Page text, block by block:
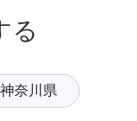
る
神奈川県